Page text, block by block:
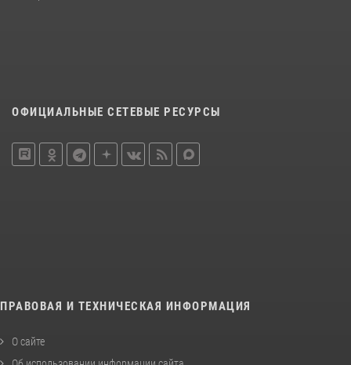
ОФИЦИАЛЬНЫЕ СЕТЕВЫЕ РЕСУРСЫ
ПРАВОВАЯ И ТЕХНИЧЕСКАЯ ИНФОРМАЦИЯ
О сайте